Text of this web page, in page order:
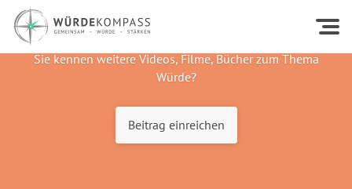
Sie kennen weitere Videos, Filme, Bücher zum Thema
Würde?
Beitrag einreichen